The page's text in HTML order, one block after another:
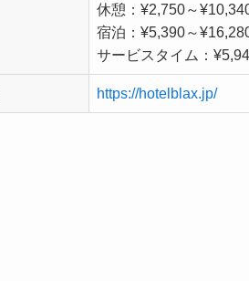
休憩：¥2,750～
宿泊：¥5,390～
サービスタイム：
https://hotelblax.jp/